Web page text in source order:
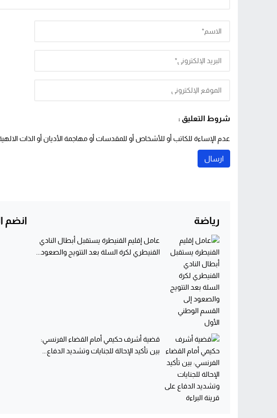
شروط التعليق :
عدم الإساءة للكاتب أو للأشخاص أو للمقدسات أو مهاجمة الأديان أو الذات
رياضة
عامل إقليم القنيطرة يستقبل أبطال النادي
القنيطري لكرة السلة بعد التتويج والصعود...
قضية أشرف حكيمي أمام القضاء الفرنسي:
بين تأكيد الإحالة للجنايات وتشديد الدفاع...
انضم